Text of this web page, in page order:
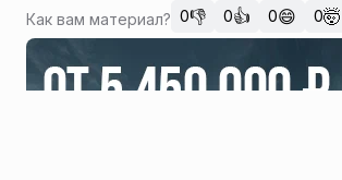
Как вам материал? 0👎 0👍 0😄 0🤯